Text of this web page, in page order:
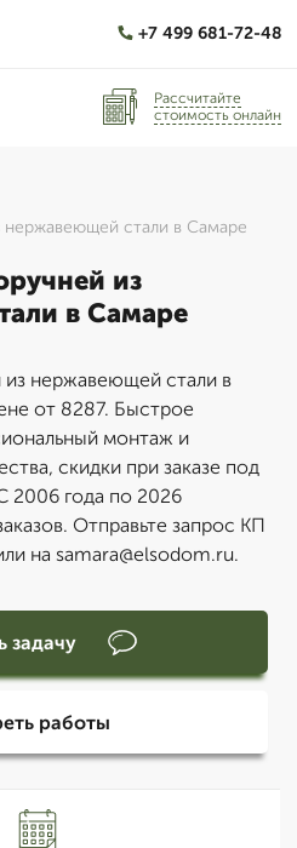
+7 499 681-72-48
Рассчитайте
стоимость онлайн
нержавеющей стали в Самаре
из
в Самаре
из нержавеющей стали в
от 8287. Быстрое
монтаж и
скидки при заказе под
2006 года по 2026
Отправьте запрос КП
на samara@elsodom.ru.
задачу
работы